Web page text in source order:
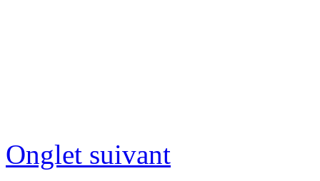
Onglet suivant